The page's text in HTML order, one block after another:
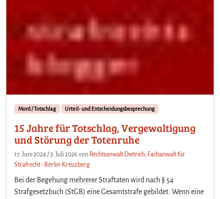
Mord / Totschlag Urteil- und Entscheidungsbesprechung
15 Jahre für Totschlag, Vergewaltigung
und Störung der Totenruhe
17. Juni 2024 /3. Juli 2026 von Rechtsanwalt Dietrich, Fachanwalt für
Strafrecht - Berlin-Kreuzberg
Bei der Begehung mehrerer Straftaten wird nach § 54
Strafgesetzbuch (StGB) eine Gesamtstrafe gebildet. Wenn eine